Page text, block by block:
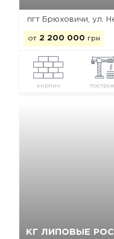
пгт Брюховичи, ул.
от 2 200 000 грн
кирпич
КГ ЛИПОВЫЕ